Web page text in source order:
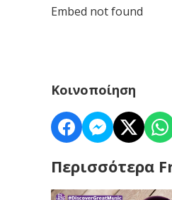
Embed not found
Κοινοποίηση
Περισσότερα